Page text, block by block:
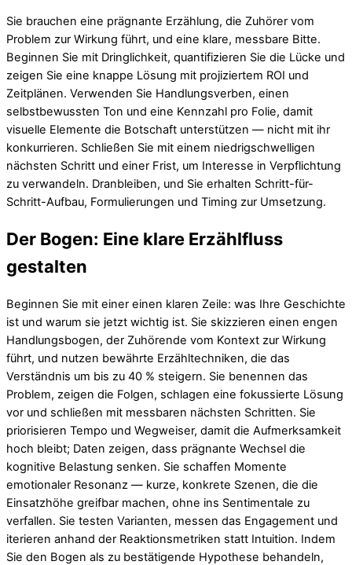
Sie brauchen eine prägnante Erzählung, die Zuhörer vom
Problem zur Wirkung führt, und eine klare, messbare Bitte.
Beginnen Sie mit Dringlichkeit, quantifizieren Sie die Lücke und
zeigen Sie eine knappe Lösung mit projiziertem ROI und
Zeitplänen. Verwenden Sie Handlungsverben, einen
selbstbewussten Ton und eine Kennzahl pro Folie, damit
visuelle Elemente die Botschaft unterstützen — nicht mit ihr
konkurrieren. Schließen Sie mit einem niedrigschwelligen
nächsten Schritt und einer Frist, um Interesse in Verpflichtung
zu verwandeln. Dranbleiben, und Sie erhalten Schritt-für-
Schritt-Aufbau, Formulierungen und Timing zur Umsetzung.
Der Bogen: Eine klare Erzählfluss
gestalten
Beginnen Sie mit einer einen klaren Zeile: was Ihre Geschichte
ist und warum sie jetzt wichtig ist. Sie skizzieren einen engen
Handlungsbogen, der Zuhörende vom Kontext zur Wirkung
führt, und nutzen bewährte Erzähltechniken, die das
Verständnis um bis zu 40 % steigern. Sie benennen das
Problem, zeigen die Folgen, schlagen eine fokussierte Lösung
vor und schließen mit messbaren nächsten Schritten. Sie
priorisieren Tempo und Wegweiser, damit die Aufmerksamkeit
hoch bleibt; Daten zeigen, dass prägnante Wechsel die
kognitive Belastung senken. Sie schaffen Momente
emotionaler Resonanz — kurze, konkrete Szenen, die die
Einsatzhöhe greifbar machen, ohne ins Sentimentale zu
verfallen. Sie testen Varianten, messen das Engagement und
iterieren anhand der Reaktionsmetriken statt Intuition. Indem
Sie den Bogen als zu bestätigende Hypothese behandeln,